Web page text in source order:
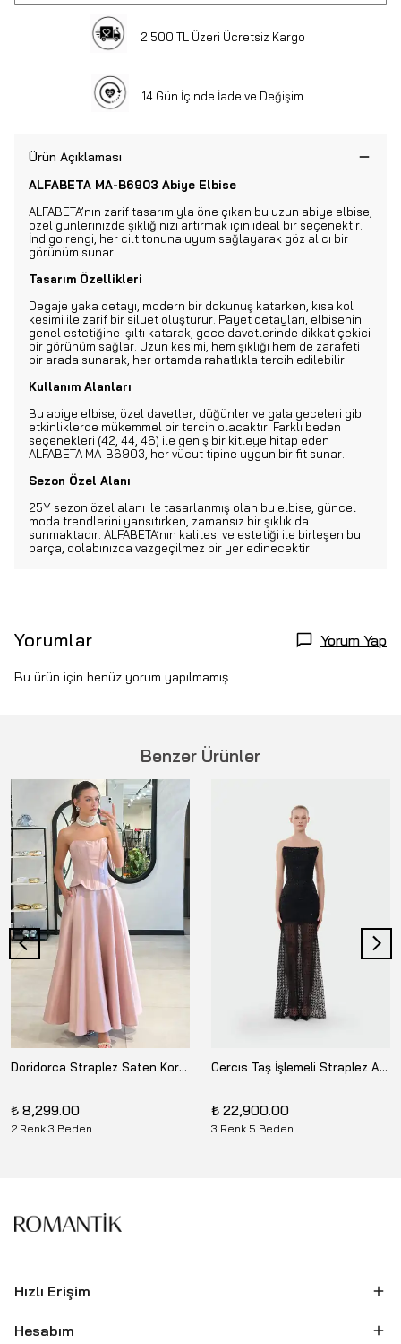
2.500 TL Üzeri Ücretsiz Kargo
14 Gün İçinde İade ve Değişim
Ürün Açıklaması
ALFABETA MA-B6903 Abiye Elbise
ALFABETA’nın zarif tasarımıyla öne çıkan bu uzun abiye elbise,
özel günlerinizde şıklığınızı artırmak için ideal bir seçenektir.
İndigo rengi, her cilt tonuna uyum sağlayarak göz alıcı bir
görünüm sunar.
Tasarım Özellikleri
Degaje yaka detayı, modern bir dokunuş katarken, kısa kol
kesimi ile zarif bir siluet oluşturur. Payet detayları, elbisenin
genel estetiğine ışıltı katarak, gece davetlerinde dikkat çekici
bir görünüm sağlar. Uzun kesimi, hem şıklığı hem de zarafeti
bir arada sunarak, her ortamda rahatlıkla tercih edilebilir.
Kullanım Alanları
Bu abiye elbise, özel davetler, düğünler ve gala geceleri gibi
etkinliklerde mükemmel bir tercih olacaktır. Farklı beden
seçenekleri (42, 44, 46) ile geniş bir kitleye hitap eden
ALFABETA MA-B6903, her vücut tipine uygun bir fit sunar.
Sezon Özel Alanı
25Y sezon özel alanı ile tasarlanmış olan bu elbise, güncel
moda trendlerini yansıtırken, zamansız bir şıklık da
sunmaktadır. ALFABETA’nın kalitesi ve estetiği ile birleşen bu
parça, dolabınızda vazgeçilmez bir yer edinecektir.
Yorumlar Yorum Yap
Bu ürün için henüz yorum yapılmamış.
Benzer Ürünler
Doridorca Straplez Saten Korse Detaylı Pudra Uzun Abiye Elbise 26Y-ELB-11-8076
₺ 8,299.00
2 Renk 3 Beden
Cercıs Taş İşlemeli Straplez Abiye Elbise M26YCR001353
₺ 22,900.00
3 Renk 5 Beden
Hızlı Erişim
Hesabım